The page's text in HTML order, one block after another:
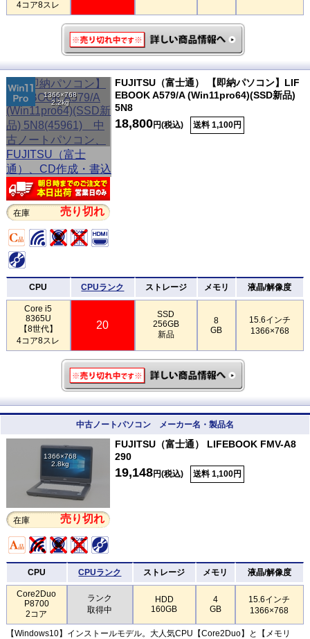
4コア8スレ
1366×768
2.2kg
在庫 売り切れ
FUJITSU（富士通） 【即納パソコン】LIF
EBOOK A579/A (Win11pro64)(SSD新品)
5N8
18,800円(税込) 送料 1,100円
CPU CPUランク ストレージ メモリ 液晶/解像度
Core i5
8365U
【8世代】
4コア8スレ
20
SSD
256GB
新品
8
GB
15.6インチ
1366×768
中古ノートパソコン メーカー名・製品名
1366×768
2.8kg
在庫 売り切れ
FUJITSU（富士通） LIFEBOOK FMV-A8
290
19,148円(税込) 送料 1,100円
CPU CPUランク ストレージ メモリ 液晶/解像度
Core2Duo
P8700
2コア
ランク
取得中
HDD
160GB
4
GB
15.6インチ
1366×768
【Windows10】インストールモデル。大人気CPU【Core2Duo】と【メモリ